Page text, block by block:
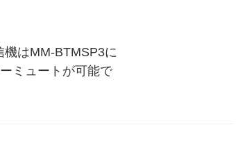
はMM-BTMSP3に
ミュートが可能で